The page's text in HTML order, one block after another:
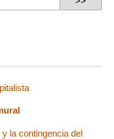
la contingencia del